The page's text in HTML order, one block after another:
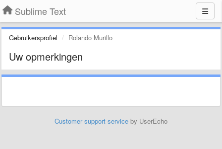
Sublime Text
Gebruikersprofiel Rolando Murillo
Uw opmerkingen
Customer support service by UserEcho